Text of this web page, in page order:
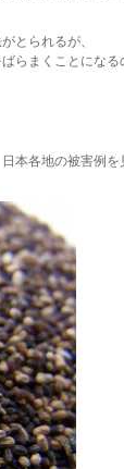
とられるが、
らまくことになる
本各地の被害例を